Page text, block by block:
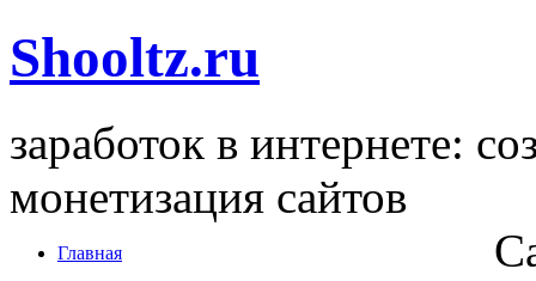
Shooltz.ru
заработок в интернете:
монетизация сайтов
Главная